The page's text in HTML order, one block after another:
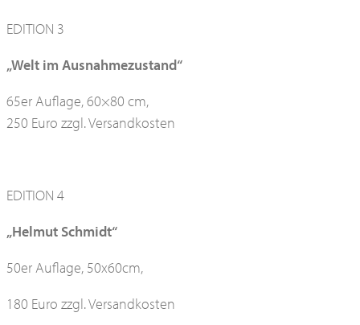
EDITION 3
„Welt im Ausnahmezustand“
65er Auflage, 60×80 cm,
250 Euro zzgl. Versandkosten
EDITION 4
„Helmut Schmidt“
50er Auflage, 50x60cm,
180 Euro zzgl. Versandkosten